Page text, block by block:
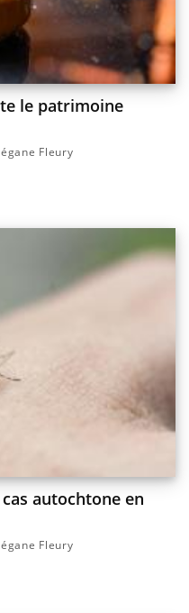
le patrimoine
Fleury
autochtone en
Fleury